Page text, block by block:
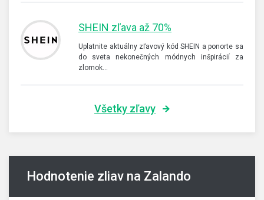
SHEIN zľava až 70%
Uplatnite aktuálny zľavový kód SHEIN a ponorte sa
do sveta nekonečných módnych inšpirácií za
zlomok…
Všetky zľavy
Hodnotenie zliav na Zalando